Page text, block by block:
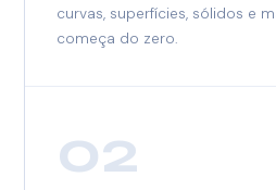
curvas, superfícies, sólidos e
começa do zero.
02